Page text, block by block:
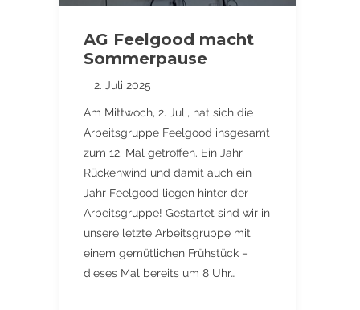
AG Feelgood macht
Sommerpause
2. Juli 2025
Am Mittwoch, 2. Juli, hat sich die
Arbeitsgruppe Feelgood insgesamt
zum 12. Mal getroffen. Ein Jahr
Rückenwind und damit auch ein
Jahr Feelgood liegen hinter der
Arbeitsgruppe! Gestartet sind wir in
unsere letzte Arbeitsgruppe mit
einem gemütlichen Frühstück –
dieses Mal bereits um 8 Uhr…